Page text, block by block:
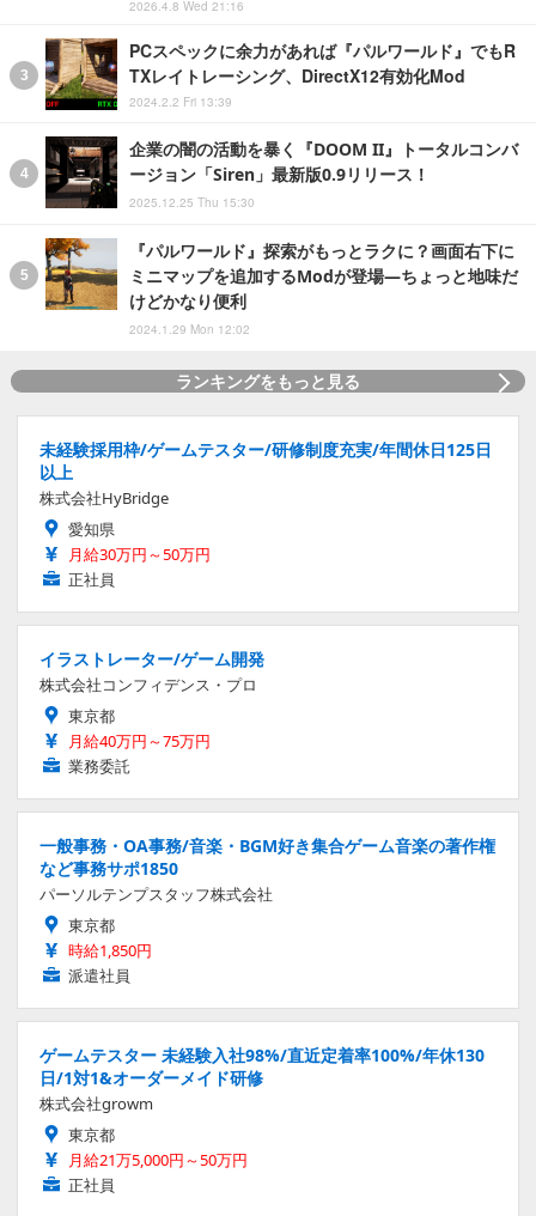
2026.4.8 Wed 21:16
PCスペックに余力があれば『パルワールド』でもR
TXレイトレーシング、DirectX12有効化Mod
2024.2.2 Fri 13:39
企業の闇の活動を暴く『DOOM II』トータルコンバ
ージョン「Siren」最新版0.9リリース！
2025.12.25 Thu 15:30
『パルワールド』探索がもっとラクに？画面右下に
ミニマップを追加するModが登場―ちょっと地味だ
けどかなり便利
2024.1.29 Mon 12:02
ランキングをもっと見る
未経験採用枠/ゲームテスター/研修制度充実/年間休日125日
以上
株式会社HyBridge
愛知県
月給30万円～50万円
正社員
イラストレーター/ゲーム開発
株式会社コンフィデンス・プロ
東京都
月給40万円～75万円
業務委託
一般事務・OA事務/音楽・BGM好き集合ゲーム音楽の著作権
など事務サポ1850
パーソルテンプスタッフ株式会社
東京都
時給1,850円
派遣社員
ゲームテスター 未経験入社98%/直近定着率100%/年休130
日/1対1&オーダーメイド研修
株式会社growm
東京都
月給21万5,000円～50万円
正社員